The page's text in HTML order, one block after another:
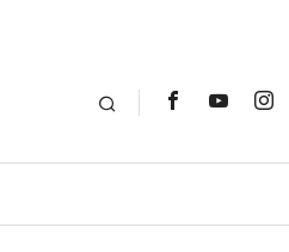
Поиск